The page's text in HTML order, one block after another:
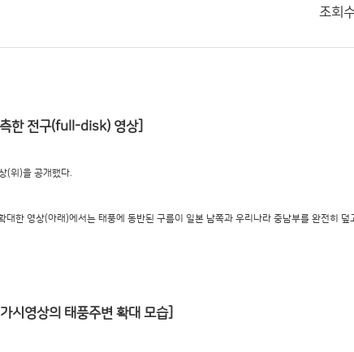
조회
한 전구(full-disk) 영상]
(위)을 공개했다.
한 영상(아래)에서는 태풍에 동반된 구름이 일본 남쪽과 우리나라 중남부를 완전히 덮
시영상의 태풍주변 확대 모습]